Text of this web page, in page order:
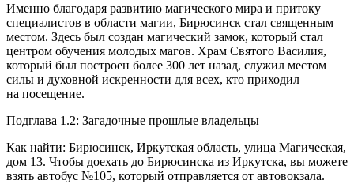
Именно благодаря развитию магического мира и притоку
специалистов в области магии, Бирюсинск стал священным
местом. Здесь был создан магический замок, который стал
центром обучения молодых магов. Храм Святого Василия,
который был построен более 300 лет назад, служил местом
силы и духовной искренности для всех, кто приходил
на посещение.
Подглава 1.2: Загадочные прошлые владельцы
Как найти: Бирюсинск, Иркутская область, улица Магическая,
дом 13. Чтобы доехать до Бирюсинска из Иркутска, вы можете
взять автобус №105, который отправляется от автовокзала.